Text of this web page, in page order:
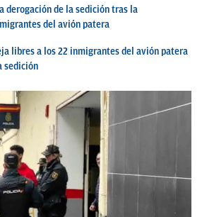
derogación de la sedición tras la
del avión patera
libres a los 22 inmigrantes del avión patera
sedición